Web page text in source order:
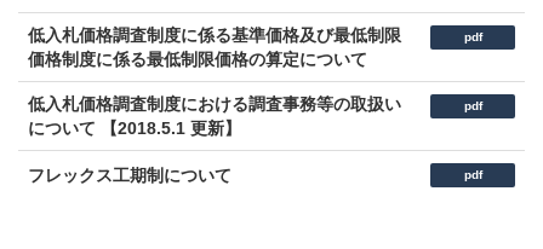
低入札価格調査制度に係る基準価格及び最低制限
価格制度に係る最低制限価格の算定について
pdf
低入札価格調査制度における調査事務等の取扱い
について 【2018.5.1 更新】
pdf
フレックス工期制について pdf